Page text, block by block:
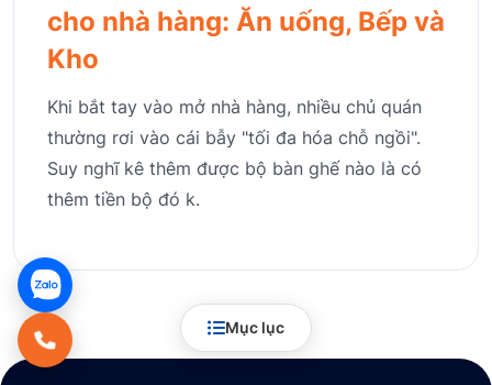
Mục lục
cho nhà hàng: Ăn uống, Bếp và
Kho
Khi bắt tay vào mở nhà hàng, nhiều chủ quán
thường rơi vào cái bẫy "tối đa hóa chỗ ngồi".
Suy nghĩ kê thêm được bộ bàn ghế nào là có
thêm tiền bộ đó k.